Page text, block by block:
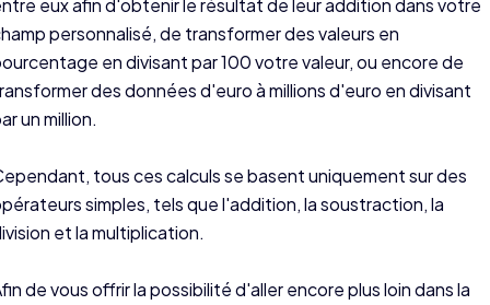
eux afin d'obtenir le résultat de leur addition dans votre
personnalisé, de transformer des valeurs en
en divisant par 100 votre valeur, ou encore de
des données d'euro à millions d'euro en divisant
un million.
tous ces calculs se basent uniquement sur des
simples, tels que l'addition, la soustraction, la
et la multiplication.
de vous offrir la possibilité d'aller encore plus loin dans la